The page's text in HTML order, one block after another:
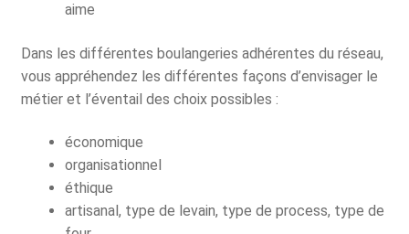
aime
Dans les différentes boulangeries adhérentes du réseau,
vous appréhendez les différentes façons d’envisager le
métier et l’éventail des choix possibles :
économique
organisationnel
éthique
artisanal, type de levain, type de process, type de